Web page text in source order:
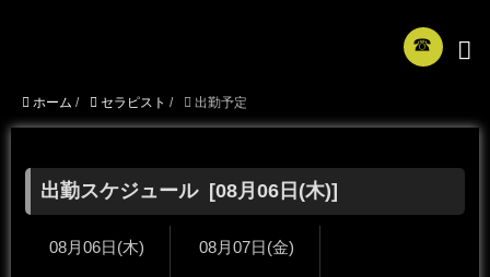
☎︎
ホーム / セラピスト / 出勤予定
出勤スケジュール [08月06日 (木)]
08月06日(木) 08月07日(金)